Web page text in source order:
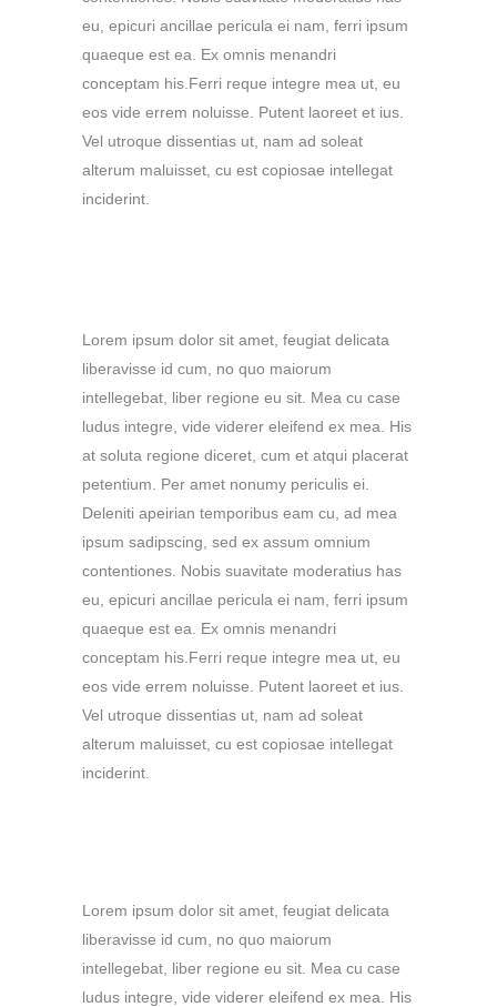
eu, epicuri ancillae pericula ei nam, ferri ipsum
quaeque est ea. Ex omnis menandri
conceptam his.Ferri reque integre mea ut, eu
eos vide errem noluisse. Putent laoreet et ius.
Vel utroque dissentias ut, nam ad soleat
alterum maluisset, cu est copiosae intellegat
inciderint.
Lorem ipsum dolor sit amet, feugiat delicata
liberavisse id cum, no quo maiorum
intellegebat, liber regione eu sit. Mea cu case
ludus integre, vide viderer eleifend ex mea. His
at soluta regione diceret, cum et atqui placerat
petentium. Per amet nonumy periculis ei.
Deleniti apeirian temporibus eam cu, ad mea
ipsum sadipscing, sed ex assum omnium
contentiones. Nobis suavitate moderatius has
eu, epicuri ancillae pericula ei nam, ferri ipsum
quaeque est ea. Ex omnis menandri
conceptam his.Ferri reque integre mea ut, eu
eos vide errem noluisse. Putent laoreet et ius.
Vel utroque dissentias ut, nam ad soleat
alterum maluisset, cu est copiosae intellegat
inciderint.
Lorem ipsum dolor sit amet, feugiat delicata
liberavisse id cum, no quo maiorum
intellegebat, liber regione eu sit. Mea cu case
ludus integre, vide viderer eleifend ex mea. His